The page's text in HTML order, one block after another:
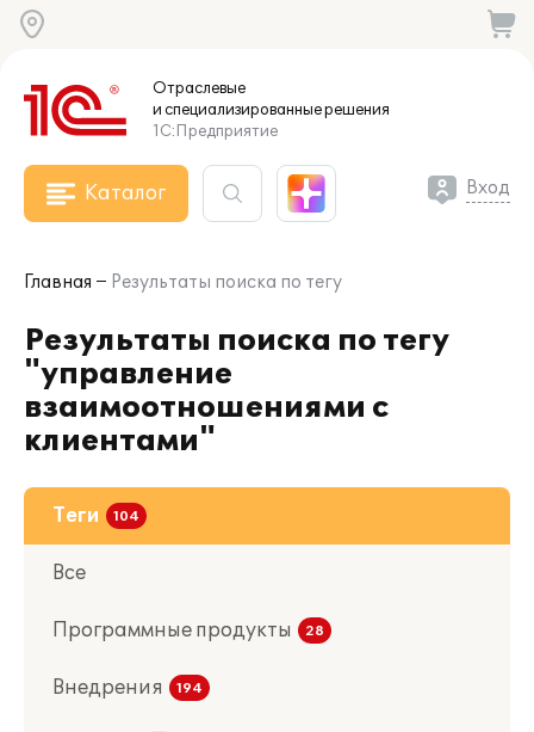
Отраслевые
и специализированныерешения
1С:Предприятие
Каталог Вход
Главная Результаты поиска по тегу
Результаты поиска по тегу
"управление
взаимоотношениями с
клиентами"
Все
Программные продукты
Внедрения
Теги